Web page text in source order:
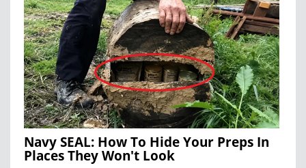
Navy SEAL: How To Hide Your Preps In
Places They Won't Look